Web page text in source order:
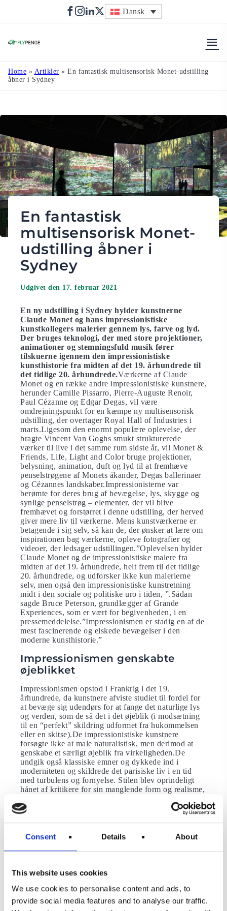
Consent Details About
This website uses cookies
We use cookies to personalise content and ads, to
provide social media features and to analyse our traffic.
Dansk
Home » Artikler » En fantastisk multisensorisk Monet-udstilling
åbner i Sydney
En fantastisk
multisensorisk Monet-
udstilling åbner i
Sydney
Udgivet den 17. februar 2021
En ny udstilling i Sydney hylder kunstnerne
Claude Monet og hans impressionistiske
kunstkollegers malerier gennem lys, farve og lyd.
Der bruges teknologi, der med store projektioner,
animationer og stemningsfuld musik fører
tilskuerne igennem den impressionistiske
kunsthistorie fra midten af det 19. århundrede til
det tidlige 20. århundrede.Værkerne af Claude
Monet og en række andre impressionistiske kunstnere,
herunder Camille Pissarro, Pierre-Auguste Renoir,
Paul Cézanne og Edgar Degas, vil være
omdrejningspunkt for en kæmpe ny multisensorisk
udstilling, der overtager Royal Hall of Industries i
marts.Ligesom den enormt populære oplevelse, der
bragte Vincent Van Goghs smukt strukturerede
værker til live i det samme rum sidste år, vil Monet &
Friends, Life, Light and Color bruge projektioner,
belysning, animation, duft og lyd til at fremhæve
penselstrøgene af Monets åkander, Degas ballerinaer
og Cézannes landskaber.Impressionisterne var
berømte for deres brug af bevægelse, lys, skygge og
synlige penselstrøg – elementer, der vil blive
fremhævet og forstørret i denne udstilling, der herved
giver mere liv til værkerne. Mens kunstværkerne er
betagende i sig selv, så kan de, der ønsker at lære om
inspirationen bag værkerne, opleve fotografier og
videoer, der ledsager udstillingen.”Oplevelsen hylder
Claude Monet og de impressionistiske malere fra
midten af ​​det 19. århundrede, helt frem til det tidlige
20. århundrede, og udforsker ikke kun malerierne
selv, men også den impressionistiske kunstretning
midt i den sociale og politiske uro i tiden, ”.Sådan
sagde Bruce Peterson, grundlægger af Grande
Experiences, som er vært for begivenheden, i en
pressemeddelelse.”Impressionismen er stadig en af ​​de
mest fascinerende og elskede bevægelser i den
moderne kunsthistorie.”
Impressionismen genskabte
øjeblikket
Impressionismen opstod i Frankrig i det 19.
århundrede, da kunstnere afviste studiet til fordel for
at bevæge sig udendørs for at fange det naturlige lys
og verden, som de så det i det øjeblik (i modsætning
til en “perfekt” skildring udformet fra hukommelsen
eller en skitse).De impressionistiske kunstnere
forsøgte ikke at male naturalistisk, men derimod at
genskabe et særligt øjeblik fra virkeligheden.De
undgik også klassiske emner og dykkede ind i
moderniteten og skildrede det parisiske liv i en tid
med turbulens og fornyelse. Stilen blev oprindeligt
hånet af kritikere for sin manglende form og realisme,
udstillinger.
” Vidste du, atordet
impressionstammer fra fransk og betyder
Impressionisme betragtes nu som en af ​​de mest
indflydelsesrige stilarter i kunsthistorien og baner